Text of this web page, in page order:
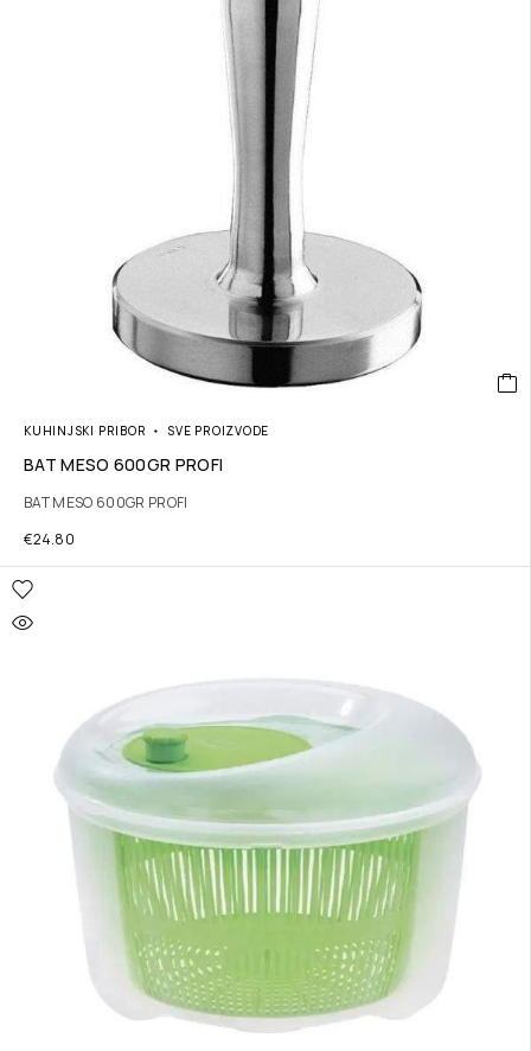
KUHINJSKI PRIBOR SVE PROIZVODE
BAT MESO 600GR PROFI
BAT MESO 600GR PROFI
€24.80